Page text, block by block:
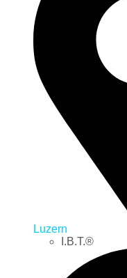
Luzern
I.B.T.®